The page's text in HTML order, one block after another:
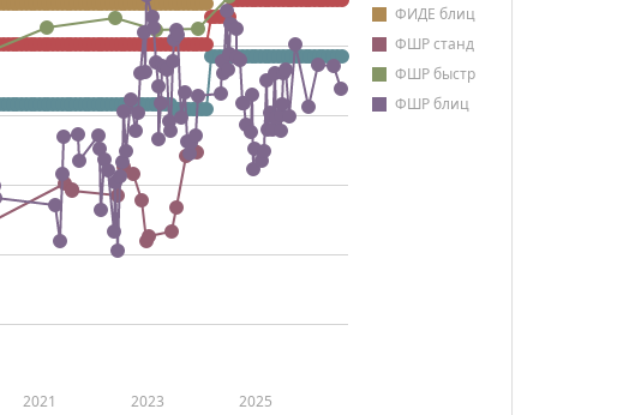
ФИДЕ блиц
ФШР станд
ФШР быстр
ФШР блиц
2021 2023 2025